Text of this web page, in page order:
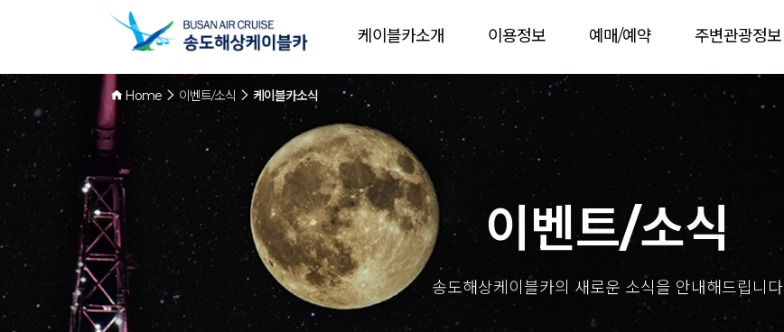
케이블카소개 이용정보 예매/예약 주변관광정보
Home 이벤트/소식 케이블카소식
이벤트/소식
송도해상케이블카의 새로운 소식을 안내해드립니다